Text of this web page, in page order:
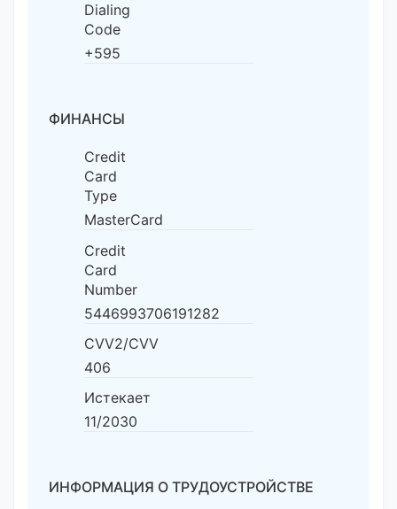
Dialing
Code
+595
ФИНАНСЫ
Credit
Card
Type
MasterCard
Credit
Card
Number
5446993706191282
CVV2/CVV
406
Истекает
11/2030
ИНФОРМАЦИЯ О ТРУДОУСТРОЙСТВЕ